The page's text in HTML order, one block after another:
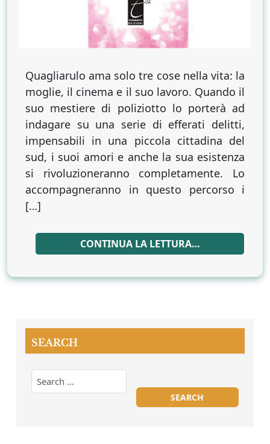
Quagliarulo ama solo tre cose nella vita: la
moglie, il cinema e il suo lavoro. Quando il
suo mestiere di poliziotto lo porterà ad
indagare su una serie di efferati delitti,
impensabili in una piccola cittadina del
sud, i suoi amori e anche la sua esistenza
si rivoluzioneranno completamente. Lo
accompagneranno in questo percorso i
[…]
CONTINUA LA LETTURA…
SEARCH